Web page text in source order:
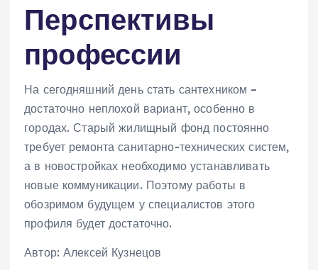
Перспективы
профессии
На сегодняшний день стать сантехником –
достаточно неплохой вариант, особенно в
городах. Старый жилищный фонд постоянно
требует ремонта санитарно-технических систем,
а в новостройках необходимо устанавливать
новые коммуникации. Поэтому работы в
обозримом будущем у специалистов этого
профиля будет достаточно.
Автор: Алексей Кузнецов